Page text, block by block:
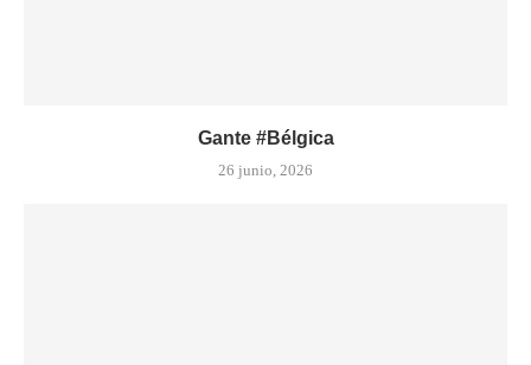
Gante #Bélgica
26 junio, 2026